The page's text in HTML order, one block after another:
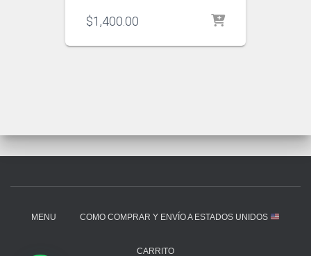
$1,400.00
MENU COMO COMPRAR Y ENVÍO A ESTADOS UNIDOS
CARRITO